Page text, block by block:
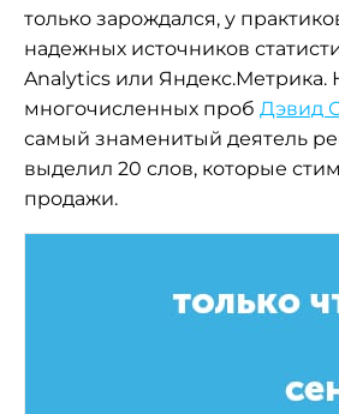
только зарождался, у
надежных источников
Analytics или Яндекс.Метрика.
многочисленных проб Дэвид
самый знаменитый деятель
выделил 20 слов, которые
продажи.